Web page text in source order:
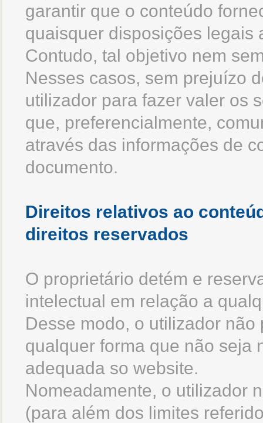
garantir que o conteúdo
quaisquer disposições legais
Contudo, tal objetivo nem
Nesses casos, sem prejuízo
utilizador para fazer valer os
que, preferencialmente,
através das informações de
documento.
Direitos relativos ao
direitos reservados
O proprietário detém e
intelectual em relação a
Desse modo, o utilizador
qualquer forma que não seja
adequada so website.
Nomeadamente, o utilizador
(para além dos limites